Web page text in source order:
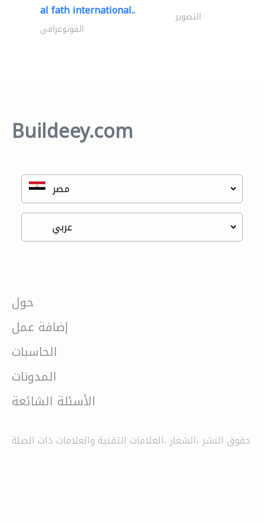
al fath international.. التصوير
الفوتوغرافي
Buildeey.com
حول
إضافة عمل
الحاسبات
المدونات
الأسئلة الشائعة
حقوق النشر ،الشعار ،العلامات التقنية والعلامات ذات الصلة